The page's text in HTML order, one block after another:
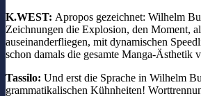
K.WEST: Apropos gezeichnet: Wilhelm
Zeichnungen die Explosion, den Moment,
auseinanderfliegen, mit dynamischen
schon damals die gesamte Manga-Ästhetik
Tassilo: Und erst die Sprache in Wilhelm
grammatikalischen Kühnheiten!